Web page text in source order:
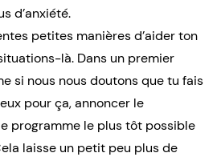
d’anxiété.
petites manières d’aider ton
là. Dans un premier
si nous nous doutons que tu fais
pour ça, annoncer le
programme le plus tôt possible
laisse un petit peu plus de